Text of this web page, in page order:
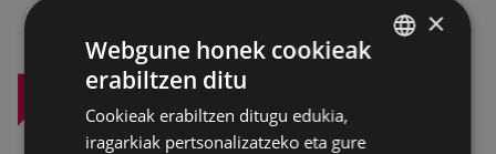
×
Webgune honek cookieak
erabiltzen ditu
Cookieak erabiltzen ditugu edukia,
iragarkiak pertsonalizatzeko eta gure